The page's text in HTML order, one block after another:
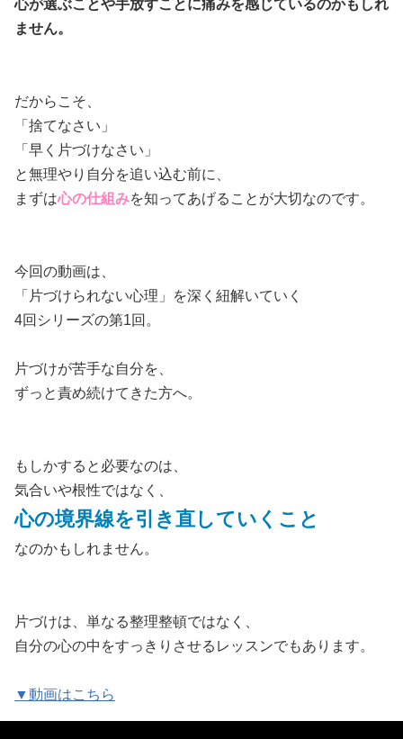
心が選ぶことや手放すことに痛みを感じているのかもしれ
ません。
だからこそ、
「捨てなさい」
「早く片づけなさい」
と無理やり自分を追い込む前に、
まずは心の仕組みを知ってあげることが大切なのです。
今回の動画は、
「片づけられない心理」を深く紐解いていく
4回シリーズの第1回。
片づけが苦手な自分を、
ずっと責め続けてきた方へ。
もしかすると必要なのは、
気合いや根性ではなく、
心の境界線を引き直していくこと
なのかもしれません。
片づけは、単なる整理整頓ではなく、
自分の心の中をすっきりさせるレッスンでもあります。
▼動画はこちら